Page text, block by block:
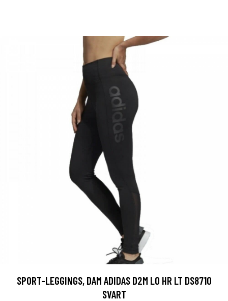
SPORT-LEGGINGS, DAM ADIDAS D2M LO HR LT DS8710
SVART